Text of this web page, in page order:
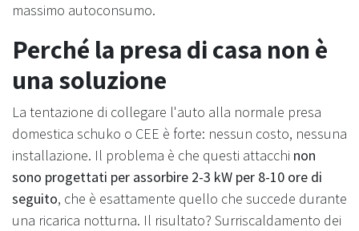
massimo autoconsumo.
Perché la presa di casa non è
una soluzione
La tentazione di collegare l'auto alla normale presa
domestica schuko o CEE è forte: nessun costo, nessuna
installazione. Il problema è che questi attacchi non
sono progettati per assorbire 2-3 kW per 8-10 ore di
seguito, che è esattamente quello che succede durante
una ricarica notturna. Il risultato? Surriscaldamento dei